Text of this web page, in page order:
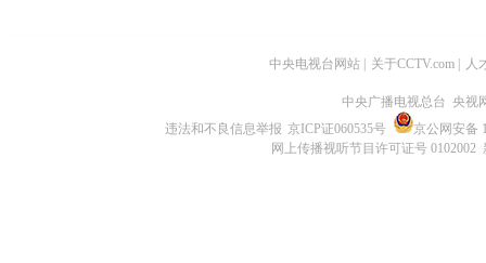
中央电视台网站 关于CCTV.com 人
中央广播电视总台 央视
违法和不良信息举报 京ICP证060535号
京公网安备
网上传播视听节目许可证号 0102002